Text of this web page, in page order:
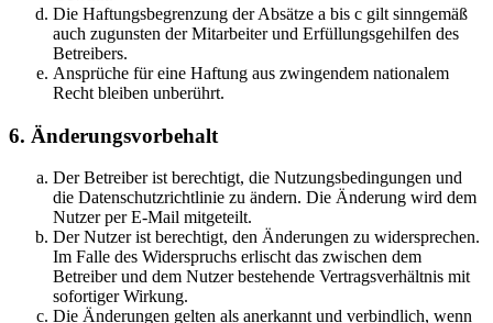
Die Haftungsbegrenzung der Absätze a bis c gilt sinngemäß
auch zugunsten der Mitarbeiter und Erfüllungsgehilfen des
Betreibers.
Ansprüche für eine Haftung aus zwingendem nationalem
Recht bleiben unberührt.
6. Änderungsvorbehalt
Der Betreiber ist berechtigt, die Nutzungsbedingungen und
die Datenschutzrichtlinie zu ändern. Die Änderung wird dem
Nutzer per E-Mail mitgeteilt.
Der Nutzer ist berechtigt, den Änderungen zu widersprechen.
Im Falle des Widerspruchs erlischt das zwischen dem
Betreiber und dem Nutzer bestehende Vertragsverhältnis mit
sofortiger Wirkung.
Die Änderungen gelten als anerkannt und verbindlich, wenn